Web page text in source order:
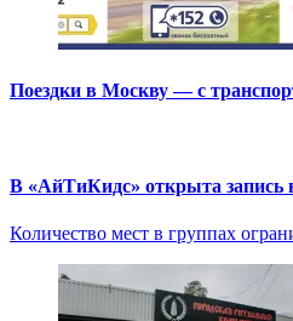
Поездки в Москву — с
В «АйТиКидс» открыта запись
Количество мест в группах